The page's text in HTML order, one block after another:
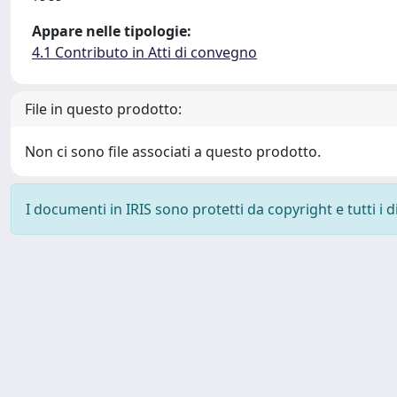
Appare nelle tipologie:
4.1 Contributo in Atti di convegno
File in questo prodotto:
Non ci sono file associati a questo prodotto.
I documenti in IRIS sono protetti da copyright e tutti i